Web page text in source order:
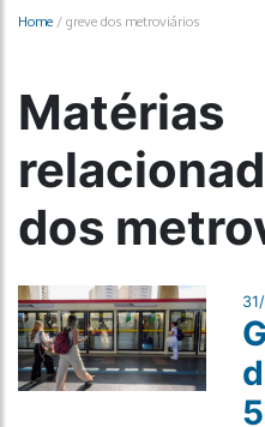
Home / greve dos metroviários
Matérias
dos